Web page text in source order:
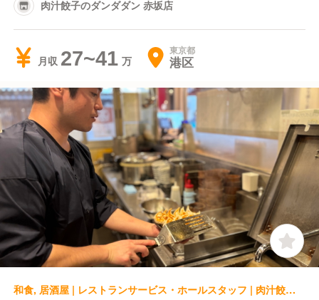
肉汁餃子のダンダダン 赤坂店
月収 27~41 東京都
港区
和食, 居酒屋 | レストランサービス・ホールスタッフ | 肉汁餃子のダンダダン 田町店